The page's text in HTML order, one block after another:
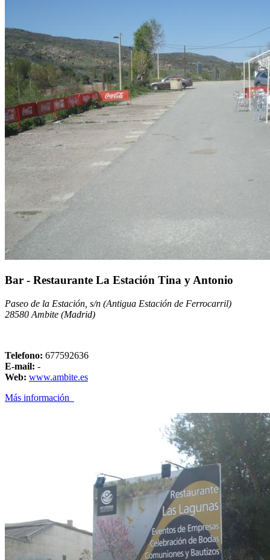
Bar - Restaurante La Estación Tina y Antonio
Paseo de la Estación, s/n (Antigua Estación de Ferrocarril)
28580 Ambite (Madrid)
Telefono: 677592636
E-mail: -
Web: www.ambite.es
Más información